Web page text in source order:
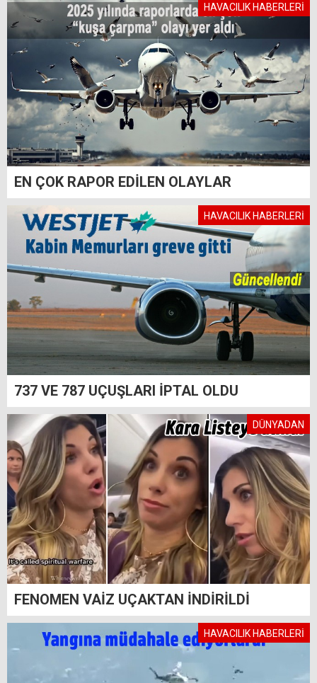
HAVACILIK HABERLERİ
EN ÇOK RAPOR EDİLEN OLAYLAR
HAVACILIK HABERLERİ
737 VE 787 UÇUŞLARI İPTAL OLDU
DÜNYADAN
FENOMEN VAİZ UÇAKTAN İNDİRİLDİ
HAVACILIK HABERLERİ